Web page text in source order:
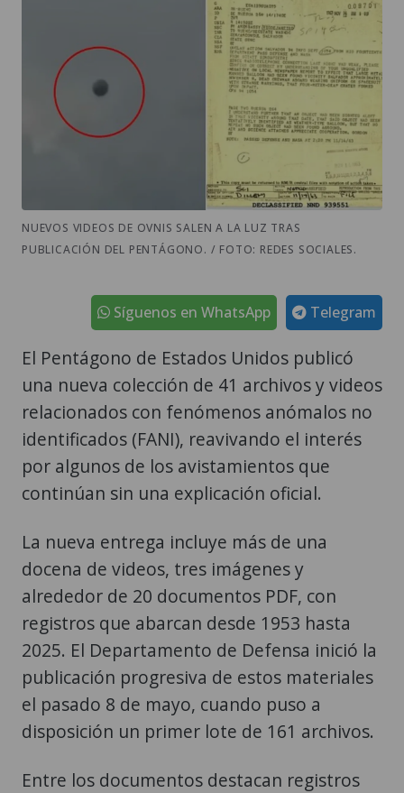
NUEVOS VIDEOS DE OVNIS SALEN A LA LUZ TRAS
PUBLICACIÓN DEL PENTÁGONO. / FOTO: REDES SOCIALES.
Telegram
Síguenos en WhatsApp
El Pentágono de Estados Unidos publicó
una nueva colección de 41 archivos y videos
relacionados con fenómenos anómalos no
identificados (FANI), reavivando el interés
por algunos de los avistamientos que
continúan sin una explicación oficial.
La nueva entrega incluye más de una
docena de videos, tres imágenes y
alrededor de 20 documentos PDF, con
registros que abarcan desde 1953 hasta
2025. El Departamento de Defensa inició la
publicación progresiva de estos materiales
el pasado 8 de mayo, cuando puso a
disposición un primer lote de 161 archivos.
Entre los documentos destacan registros